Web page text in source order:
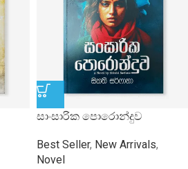
සාංසාරික පොරොන්දුව
Best Seller, New Arrivals,
Novel